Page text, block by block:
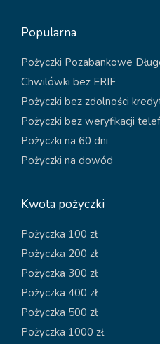
Popularna
Pożyczki Pozabankowe
Chwilówki bez ERIF
Pożyczki bez zdolności
Pożyczki bez weryfikacji
Pożyczki na 60 dni
Pożyczki na dowód
Kwota pożyczki
Pożyczka 100 zł
Pożyczka 200 zł
Pożyczka 300 zł
Pożyczka 400 zł
Pożyczka 500 zł
Pożyczka 1000 zł